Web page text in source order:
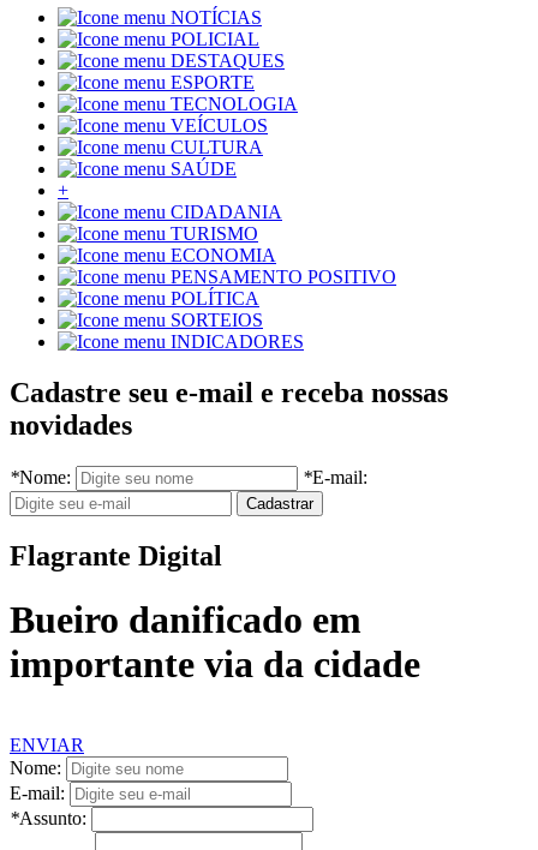
NOTÍCIAS
POLICIAL
DESTAQUES
ESPORTE
TECNOLOGIA
VEÍCULOS
CULTURA
SAÚDE
+
CIDADANIA
TURISMO
ECONOMIA
PENSAMENTO POSITIVO
POLÍTICA
SORTEIOS
INDICADORES
Cadastre seu e-mail e receba nossas
novidades
*Nome: *E-mail:
Flagrante Digital
Bueiro danificado em
importante via da cidade
ENVIAR
Nome:
E-mail:
*Assunto: